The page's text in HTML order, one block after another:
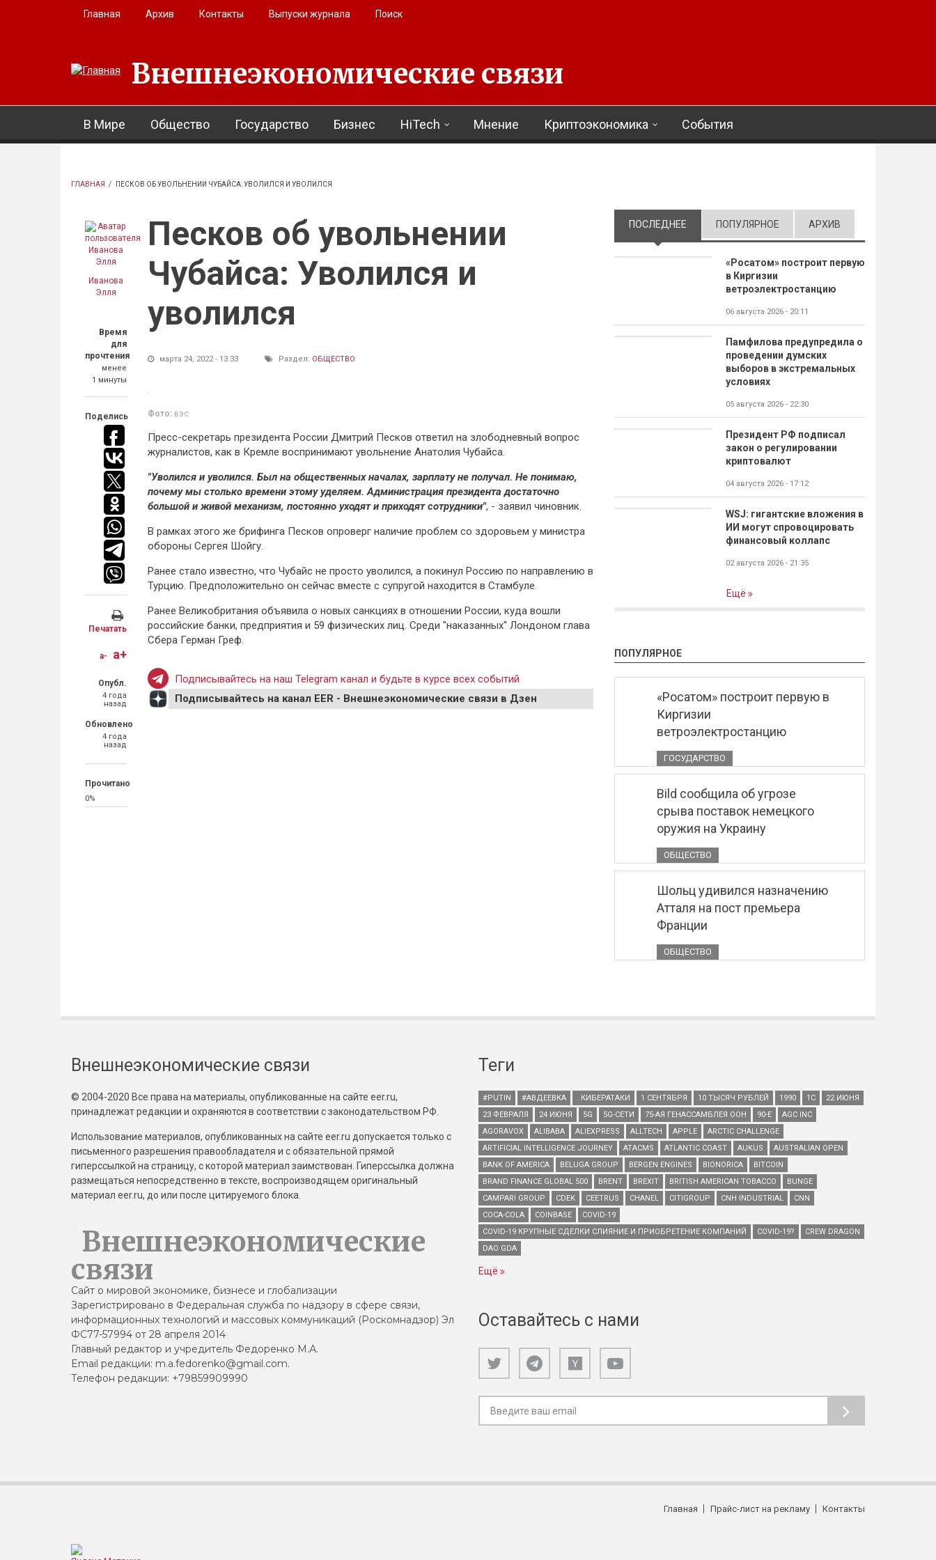
Перейти к основному содержанию
Главная Архив Контакты Выпуски журнала Поиск
Внешнеэкономические связи
В Мире Общество Государство Бизнес HiTech Мнение Криптоэкономика События
ГЛАВНАЯ / ПЕСКОВ ОБ УВОЛЬНЕНИИ ЧУБАЙСА: УВОЛИЛСЯ И УВОЛИЛСЯ
Иванова
Элля
Время
для
прочтения
менее
1 минуты
Поделись
Печатать
a- a+
Опубл.
4 года
назад
Обновлено
4 года
назад
Прочитано
0%
Песков об увольнении
Чубайса: Уволился и
уволился
марта 24, 2022 - 13:33 Раздел: ОБЩЕСТВО
Фото: вэс
Пресс-секретарь президента России Дмитрий Песков ответил на злободневный вопрос
журналистов, как в Кремле воспринимают увольнение Анатолия Чубайса.
"Уволился и уволился. Был на общественных началах, зарплату не получал. Не понимаю,
почему мы столько времени этому уделяем. Администрация президента достаточно
большой и живой механизм, постоянно уходят и приходят сотрудники", - заявил чиновник.
В рамках этого же брифинга Песков опроверг наличие проблем со здоровьем у министра
обороны Сергея Шойгу.
Ранее стало известно, что Чубайс не просто уволился, а покинул Россию по направлению в
Турцию. Предположительно он сейчас вместе с супругой находится в Стамбуле.
Ранее Великобритания объявила о новых санкциях в отношении России, куда вошли
российские банки, предприятия и 59 физических лиц. Среди "наказанных" Лондоном глава
Сбера Герман Греф.
Подписывайтесь на наш Telegram канал и будьте в курсе всех событий
Подписывайтесь на канал EER - Внешнеэкономические связи в Дзен
ПОСЛЕДНЕЕ (АКТИВНАЯ ВКЛАДКА)
ПОПУЛЯРНОЕ АРХИВ
«Росатом» построит первую
в Киргизии
ветроэлектростанцию
06 августа 2026 - 20:11
Памфилова предупредила о
проведении думских
выборов в экстремальных
условиях
05 августа 2026 - 22:30
Президент РФ подписал
закон о регулировании
криптовалют
04 августа 2026 - 17:12
WSJ: гигантские вложения в
ИИ могут спровоцировать
финансовый коллапс
02 августа 2026 - 21:35
Ещё
ПОПУЛЯРНОЕ
«Росатом» построит первую в
Киргизии
ветроэлектростанцию
ГОСУДАРСТВО
Bild сообщила об угрозе
срыва поставок немецкого
оружия на Украину
ОБЩЕСТВО
Шольц удивился назначению
Атталя на пост премьера
Франции
ОБЩЕСТВО
Внешнеэкономические связи
© 2004-2020 Все права на материалы, опубликованные на сайте eer.ru,
принадлежат редакции и охраняются в соответствии с законодательством РФ.
Использование материалов, опубликованных на сайте eer.ru допускается только с
письменного разрешения правообладателя и с обязательной прямой
гиперссылкой на страницу, с которой материал заимствован. Гиперссылка должна
размещаться непосредственно в тексте, воспроизводящем оригинальный
материал eer.ru, до или после цитируемого блока.
Внешнеэкономические
связи
Сайт о мировой экономике, бизнесе и глобализации
Зарегистрировано в Федеральная служба по надзору в сфере связи,
информационных технологий и массовых коммуникаций (Роскомнадзор) Эл
ФС77-57994 от 28 апреля 2014
Главный редактор и учредитель Федоренко М.А.
Email редакции: m.a.fedorenko@gmail.com.
Телефон редакции: +79859909990
Теги
#PUTIN #АВДЕЕВКА . КИБЕРАТАКИ 1 СЕНТЯБРЯ 10 ТЫСЯЧ РУБЛЕЙ 1990 1С
22 ИЮНЯ
23 ФЕВРАЛЯ
24 ИЮНЯ 5G 5G-СЕТИ 75-АЯ ГЕНАССАМБЛЕЯ ООН 90-Е
AGC INC
AGORAVOX
ALIBABA ALIEXPRESS ALLTECH APPLE
ARCTIC CHALLENGE
ARTIFICIAL INTELLIGENCE JOURNEY
ATACMS ATLANTIC COAST AUKUS
AUSTRALIAN OPEN
BANK OF AMERICA
BELUGA GROUP BERGEN ENGINES BIONORICA
BITCOIN
BRAND FINANCE GLOBAL 500
BRENT BREXIT BRITISH AMERICAN TOBACCO
BUNGE
CAMPARI GROUP
CDEK CEETRUS CHANEL CITIGROUP CNH INDUSTRIAL
CNN
COCA-COLA
COINBASE
COVID-19
COVID-19 КРУПНЫЕ СДЕЛКИ СЛИЯНИЕ И ПРИОБРЕТЕНИЕ КОМПАНИЙ
COVID-19?
CREW DRAGON
DAO GDA
Ещё
Оставайтесь с нами
Главная Прайс-лист на рекламу Контакты